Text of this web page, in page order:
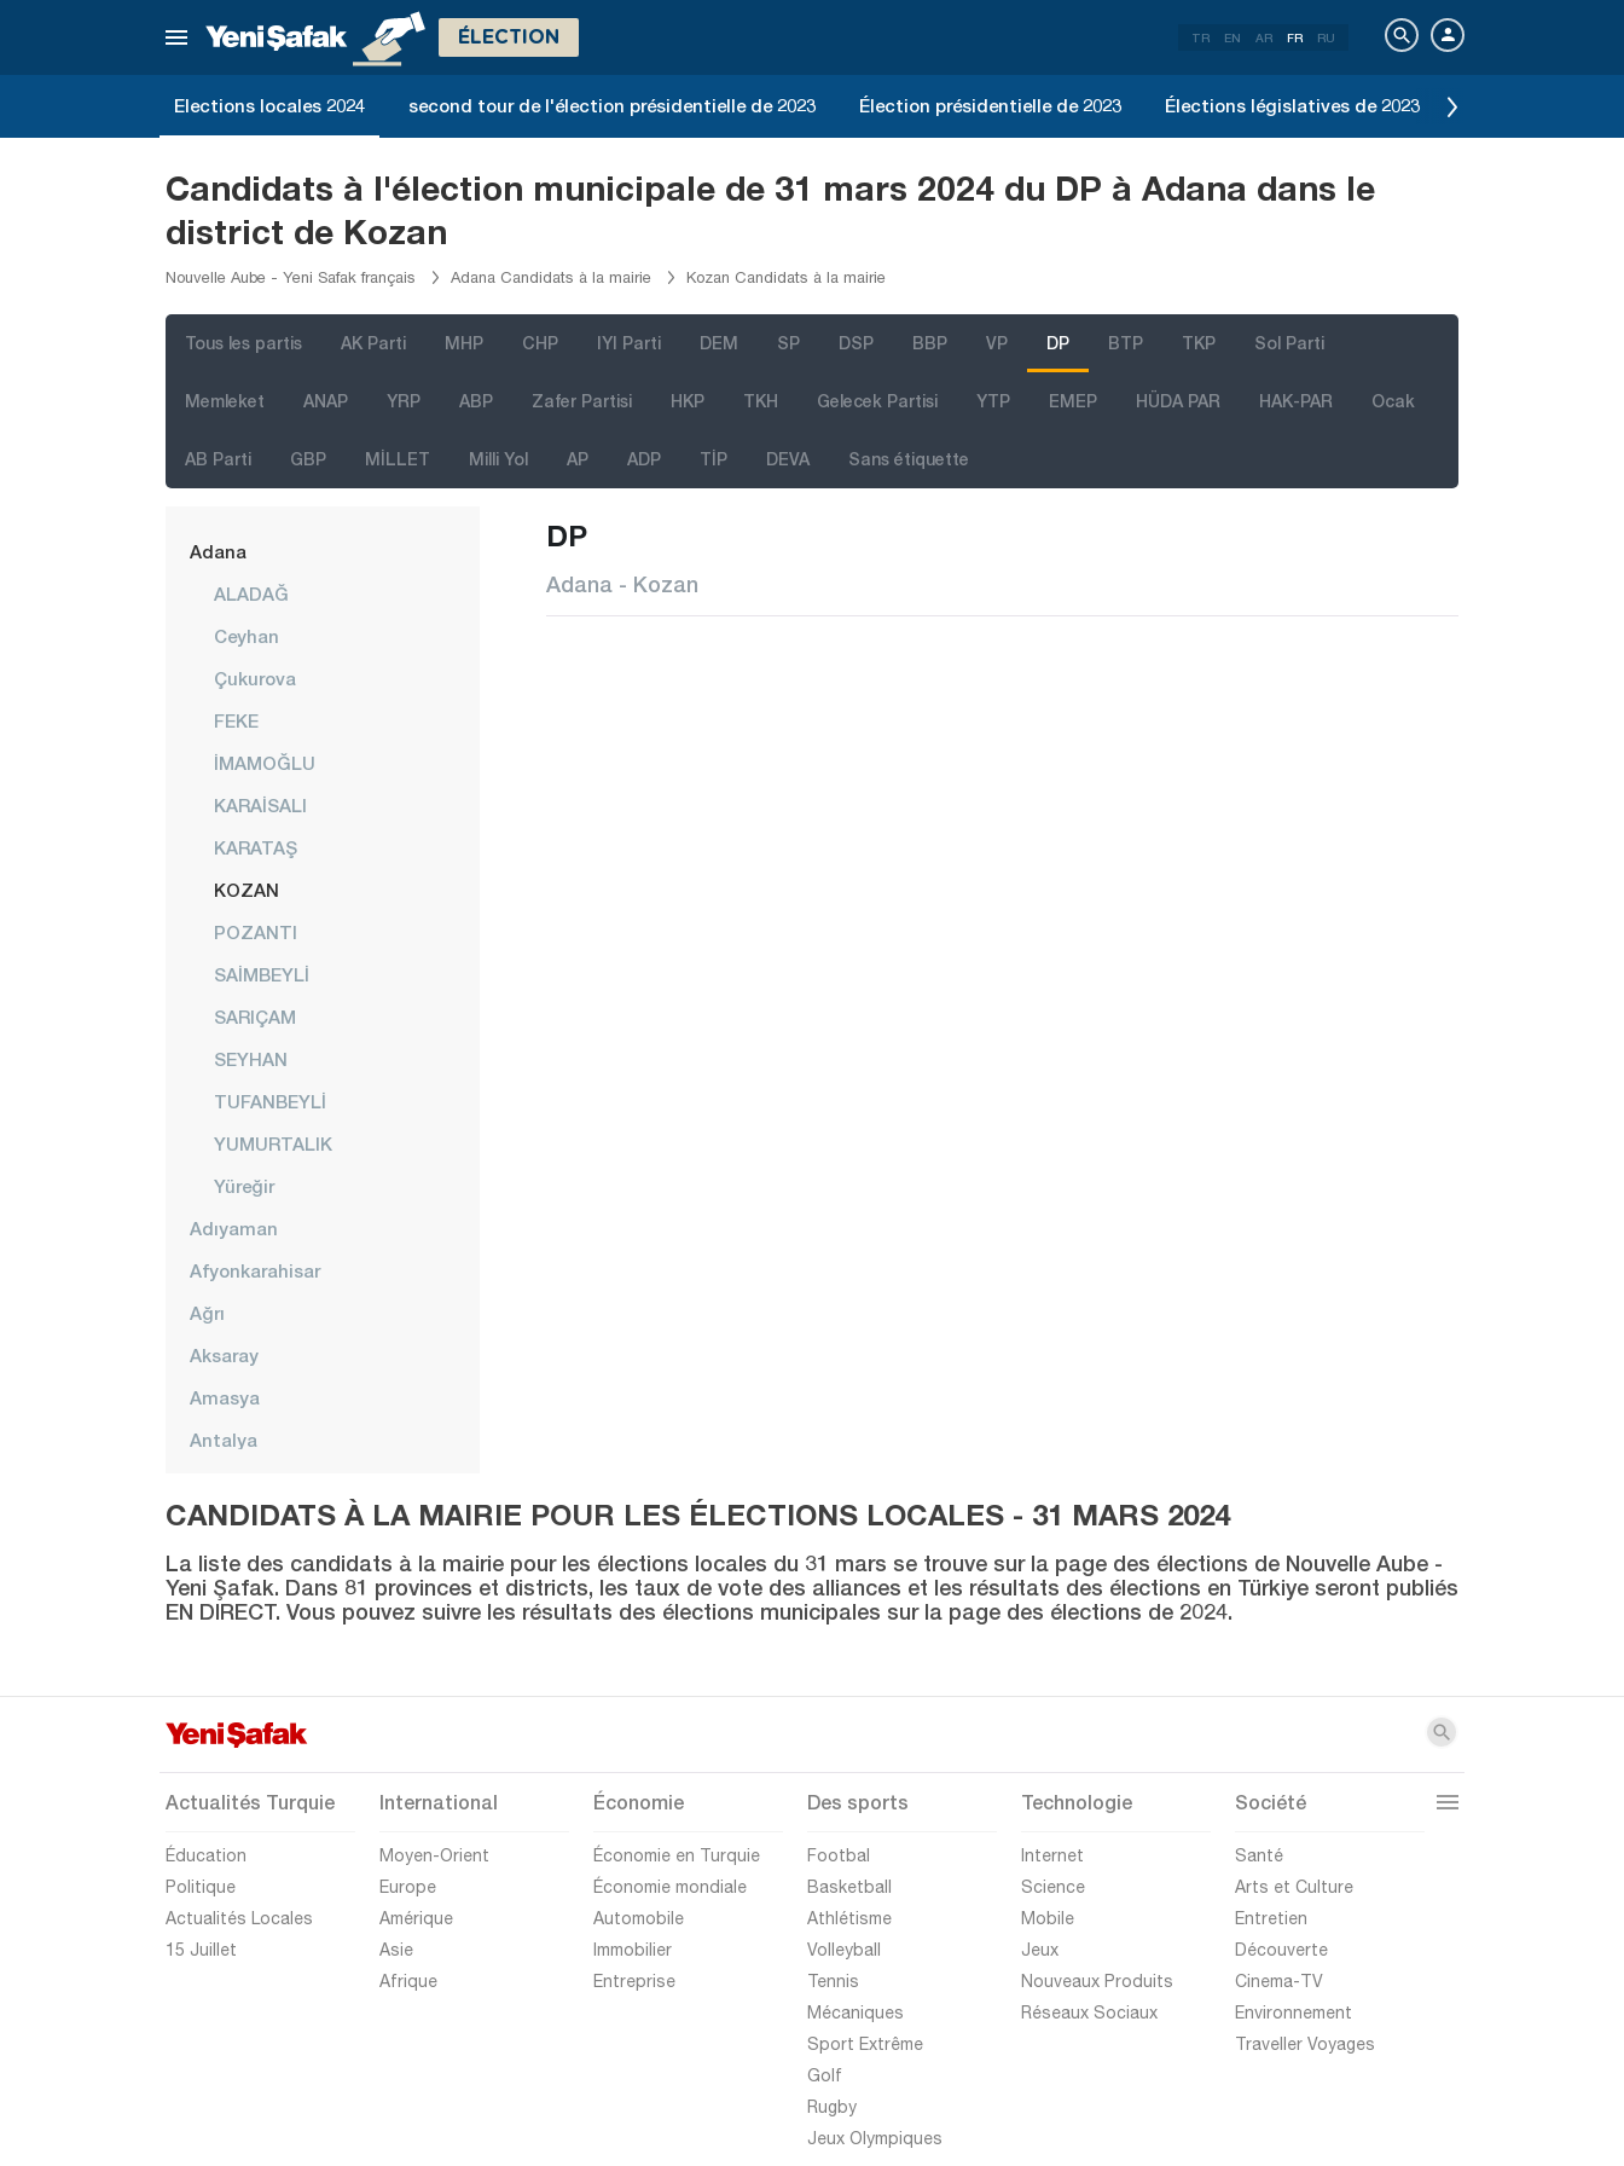
ÉLECTION TR EN AR FR RU
Elections locales 2024 second tour de l'élection présidentielle de 2023 Élection présidentielle de 2023 Élections législatives de 2023
Candidats à l'élection municipale de 31 mars 2024 du DP à Adana dans le
district de Kozan
Nouvelle Aube - Yeni Safak français Adana Candidats à la mairie Kozan Candidats à la mairie
Tous les partis AK Parti MHP CHP IYI Parti DEM SP DSP BBP VP DP BTP TKP Sol Parti
Memleket ANAP YRP ABP Zafer Partisi HKP TKH Gelecek Partisi YTP EMEP HÜDA PAR HAK-PAR Ocak
AB Parti GBP MİLLET Milli Yol AP ADP TİP DEVA Sans étiquette
Ankara
Adana
ALADAĞ
Ceyhan
Çukurova
FEKE
İMAMOĞLU
KARAİSALI
KARATAŞ
KOZAN
POZANTI
SAİMBEYLİ
SARIÇAM
SEYHAN
TUFANBEYLİ
YUMURTALIK
Yüreğir
Adıyaman
Afyonkarahisar
Ağrı
Aksaray
Amasya
Antalya
Artvin
Aydın
Balıkesir
Batman
Bayburt
Bilecik
Bitlis
Burdur
DP
Adana - Kozan
CANDIDATS À LA MAIRIE POUR LES ÉLECTIONS LOCALES - 31 MARS 2024
La liste des candidats à la mairie pour les élections locales du 31 mars se trouve sur la page des élections de Nouvelle Aube -
Yeni Şafak. Dans 81 provinces et districts, les taux de vote des alliances et les résultats des élections en Türkiye seront publiés
EN DIRECT. Vous pouvez suivre les résultats des élections municipales sur la page des élections de 2024.
Actualités Turquie
Éducation
Politique
Actualités Locales
15 Juillet
International
Moyen-Orient
Europe
Amérique
Asie
Afrique
Économie
Économie en Turquie
Économie mondiale
Automobile
Immobilier
Entreprise
Des sports
Footbal
Basketball
Athlétisme
Volleyball
Tennis
Mécaniques
Sport Extrême
Golf
Rugby
Jeux Olympiques
Technologie
Internet
Science
Mobile
Jeux
Nouveaux Produits
Réseaux Sociaux
Société
Santé
Arts et Culture
Entretien
Découverte
Cinema-TV
Environnement
Traveller Voyages